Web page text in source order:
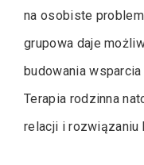
na osobiste
grupowa daje
budowania
Terapia rodzinna
relacji i